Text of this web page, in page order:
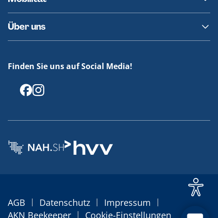
Fundsachen
Häufige Fragen
Barrierefreies Reisen
Erklärung Barrierefreiheit
Über uns
Offenlegungen
Finden Sie uns auf Social Media!
AGB | Datenschutz | Impressum |
AKN Beekeeper | Cookie-Einstellungen